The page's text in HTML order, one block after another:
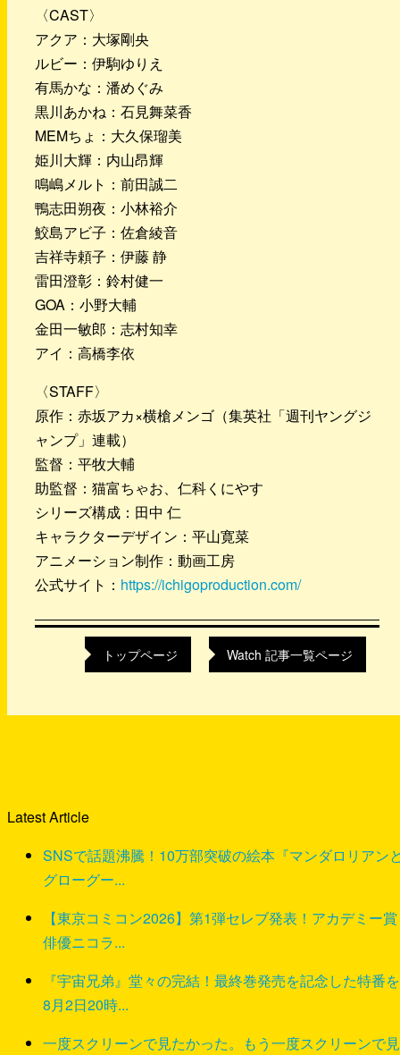
〈CAST〉
アクア：大塚剛央
ルビー：伊駒ゆりえ
有馬かな：潘めぐみ
黒川あかね：石見舞菜香
MEMちょ：大久保瑠美
姫川大輝：内山昂輝
鳴嶋メルト：前田誠二
鴨志田朔夜：小林裕介
鮫島アビ子：佐倉綾音
吉祥寺頼子：伊藤 静
雷田澄彰：鈴村健一
GOA：小野大輔
金田一敏郎：志村知幸
アイ：高橋李依
〈STAFF〉
原作：赤坂アカ×横槍メンゴ（集英社「週刊ヤングジ
ャンプ」連載）
監督：平牧大輔
助監督：猫富ちゃお、仁科くにやす
シリーズ構成：田中 仁
キャラクターデザイン：平山寛菜
アニメーション制作：動画工房
公式サイト： https://ichigoproduction.com/
トップページ Watch 記事一覧ページ
Latest Article
SNSで話題沸騰！10万部突破の絵本『マンダロリアン
グローグー...
【東京コミコン2026】第1弾セレブ発表！アカデミー賞
俳優ニコラ...
『宇宙兄弟』堂々の完結！最終巻発売を記念した特番を
8月2日20時...
一度スクリーンで見たかった。もう一度スクリーンで見